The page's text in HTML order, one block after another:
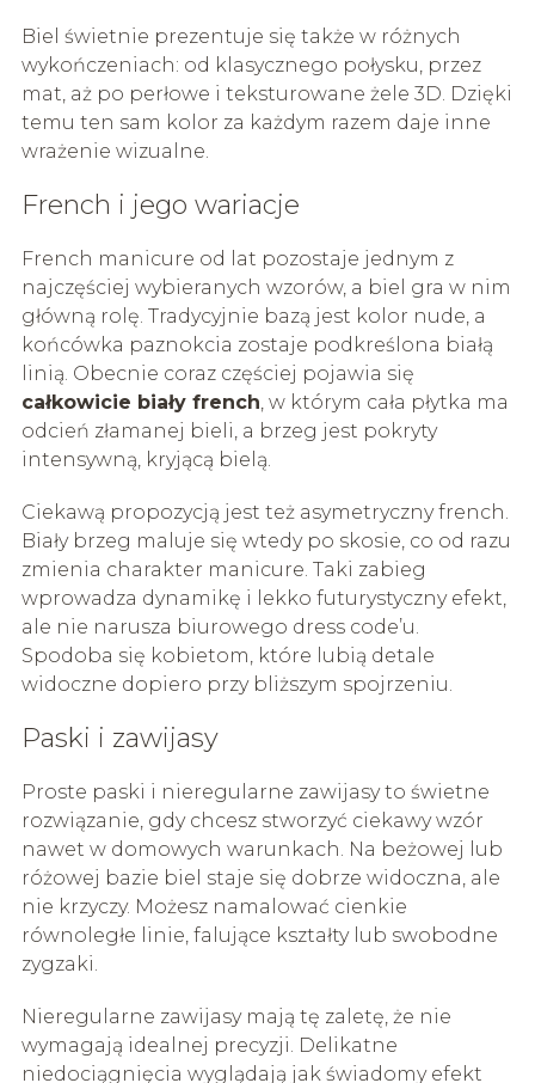
Biel świetnie prezentuje się także w różnych
wykończeniach: od klasycznego połysku, przez
mat, aż po perłowe i teksturowane żele 3D. Dzięki
temu ten sam kolor za każdym razem daje inne
wrażenie wizualne.
French i jego wariacje
French manicure od lat pozostaje jednym z
najczęściej wybieranych wzorów, a biel gra w nim
główną rolę. Tradycyjnie bazą jest kolor nude, a
końcówka paznokcia zostaje podkreślona białą
linią. Obecnie coraz częściej pojawia się
całkowicie biały french, w którym cała płytka ma
odcień złamanej bieli, a brzeg jest pokryty
intensywną, kryjącą bielą.
Ciekawą propozycją jest też asymetryczny french.
Biały brzeg maluje się wtedy po skosie, co od razu
zmienia charakter manicure. Taki zabieg
wprowadza dynamikę i lekko futurystyczny efekt,
ale nie narusza biurowego dress code’u.
Spodoba się kobietom, które lubią detale
widoczne dopiero przy bliższym spojrzeniu.
Paski i zawijasy
Proste paski i nieregularne zawijasy to świetne
rozwiązanie, gdy chcesz stworzyć ciekawy wzór
nawet w domowych warunkach. Na beżowej lub
różowej bazie biel staje się dobrze widoczna, ale
nie krzyczy. Możesz namalować cienkie
równoległe linie, falujące kształty lub swobodne
zygzaki.
Nieregularne zawijasy mają tę zaletę, że nie
wymagają idealnej precyzji. Delikatne
niedociągnięcia wyglądają jak świadomy efekt